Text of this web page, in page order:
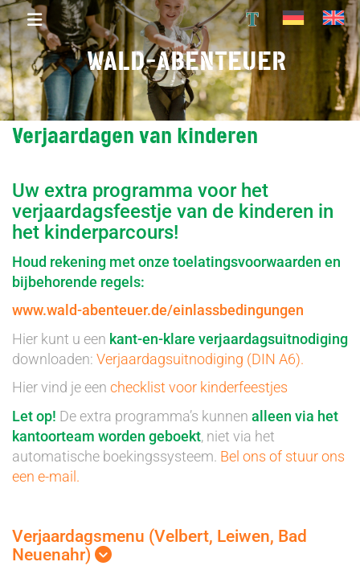
WALD-ABENTEUER
T
Verjaardagen van kinderen
Uw extra programma voor het
verjaardagsfeestje van de kinderen in
het kinderparcours!
Houd rekening met onze toelatingsvoorwaarden en
bijbehorende regels:
www.wald-abenteuer.de/einlassbedingungen
Hier kunt u een kant-en-klare verjaardagsuitnodiging
downloaden: Verjaardagsuitnodiging (DIN A6).
Hier vind je een checklist voor kinderfeestjes
Let op! De extra programma’s kunnen alleen via het
kantoorteam worden geboekt, niet via het
automatische boekingssysteem. Bel ons of stuur ons
een e-mail.
Verjaardagsmenu (Velbert, Leiwen, Bad
Neuenahr)